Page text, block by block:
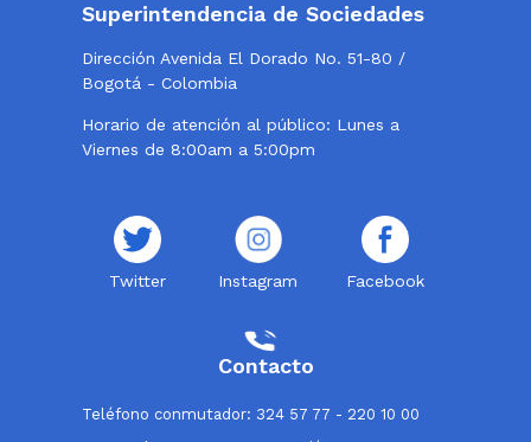
Superintendencia de Sociedades
Dirección Avenida El Dorado No. 51-80 /
Bogotá - Colombia
Horario de atención al público: Lunes a
Viernes de 8:00am a 5:00pm
Twitter Instagram Facebook
Contacto
Teléfono conmutador: 324 57 77 - 220 10 00